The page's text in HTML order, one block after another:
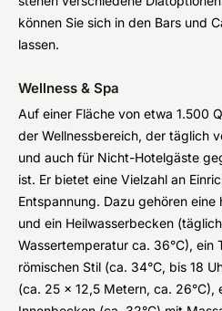
können Sie sich in den Bars und
lassen.
Wellness & Spa
Auf einer Fläche von etwa 1.500
der Wellnessbereich, der täglich
und auch für Nicht-Hotelgäste
ist. Er bietet eine Vielzahl an
Entspannung. Dazu gehören eine
und ein Heilwasserbecken
Wassertemperatur ca. 36°C), ein
römischen Stil (ca. 34°C, bis 18
(ca. 25 x 12,5 Metern, ca. 26°C),